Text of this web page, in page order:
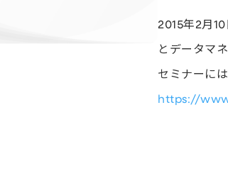
2015年2月
とデータマ
セミナーに
https://